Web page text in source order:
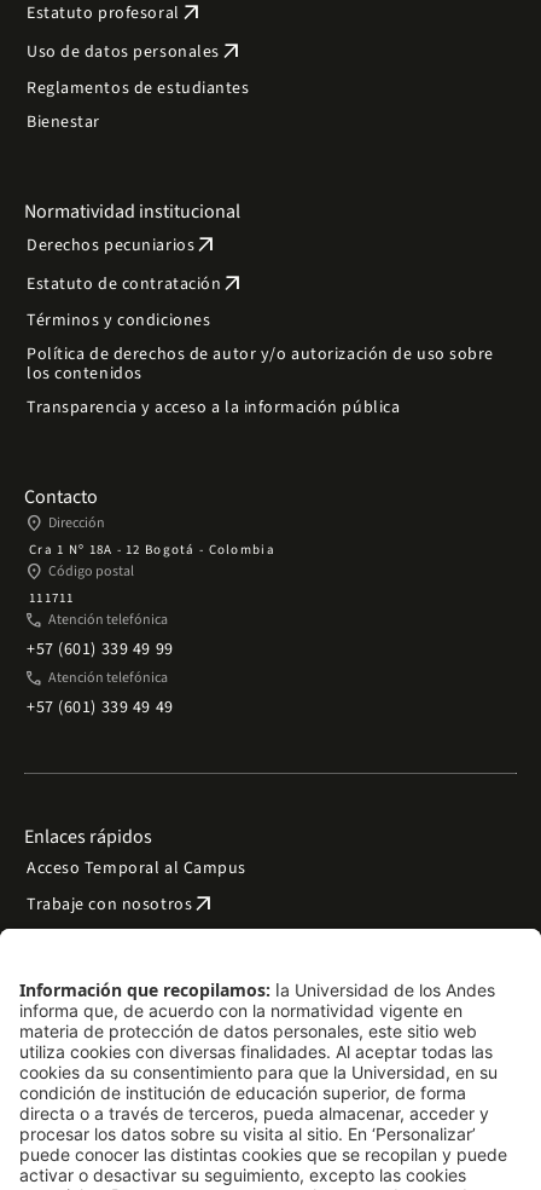
Estatuto profesoral arrow_outward
Uso de datos personales arrow_outward
Reglamentos de estudiantes
Bienestar
Normatividad institucional
Derechos pecuniariosarrow_outward
Estatuto de contratación arrow_outward
Términos y condiciones
Política de derechos de autor y/o autorización de uso sobre
los contenidos
Transparencia y acceso a la información pública
Contacto
place Dirección
Cra 1 Nº 18A - 12 Bogotá - Colombia
place Código postal
111711
phone Atención telefónica
+57 (601) 339 49 99
phone Atención telefónica
+57 (601) 339 49 49
Enlaces rápidos
Acceso Temporal al Campus
Trabaje con nosotrosarrow_outward
Preguntas frecuentes
Filantropía y donacionesarrow_outward
Mapa del sitio arrow_outward
Síguenos
LinkedIn